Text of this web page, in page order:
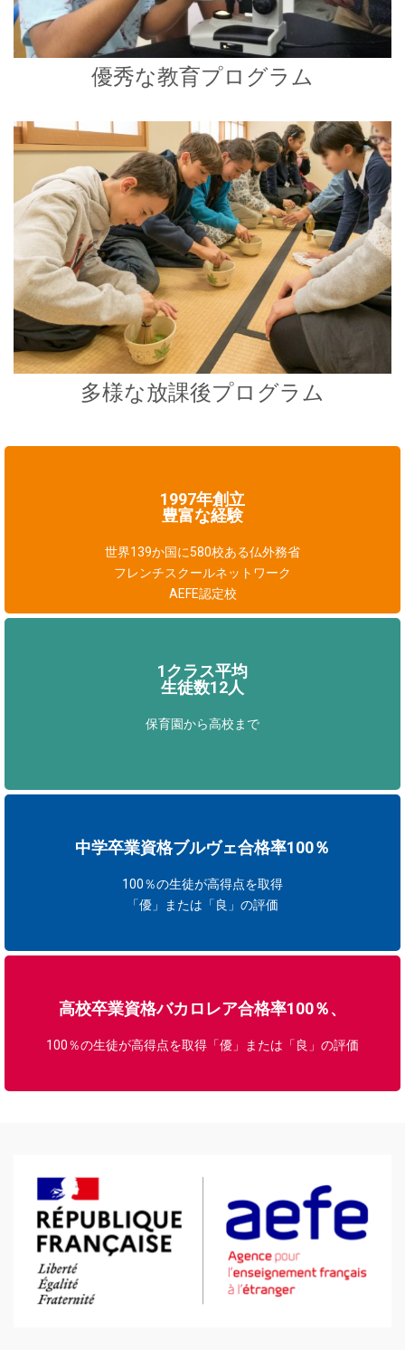
優秀な教育プログラム
多様な放課後プログラム
1997年創立
豊富な経験
世界139か国に580校ある仏外務省
フレンチスクールネットワーク
AEFE認定校
1クラス平均
生徒数12人
保育園から高校まで
中学卒業資格ブルヴェ合格率100％
100％の生徒が高得点を取得
「優」または「良」の評価
高校卒業資格バカロレア合格率100％、
100％の生徒が高得点を取得「優」または「良」の評価